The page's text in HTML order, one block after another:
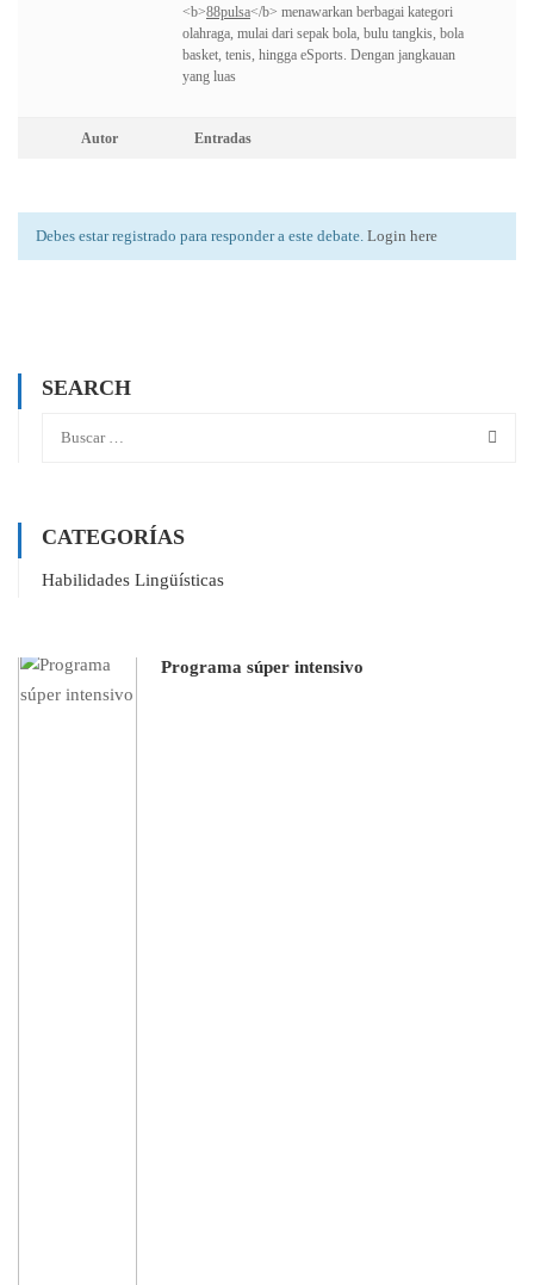
<b>88pulsa</b> menawarkan berbagai kategori
olahraga, mulai dari sepak bola, bulu tangkis, bola
basket, tenis, hingga eSports. Dengan jangkauan
yang luas
Autor Entradas
Debes estar registrado para responder a este debate. Login here
SEARCH
CATEGORÍAS
Habilidades Lingüísticas
Programa súper intensivo